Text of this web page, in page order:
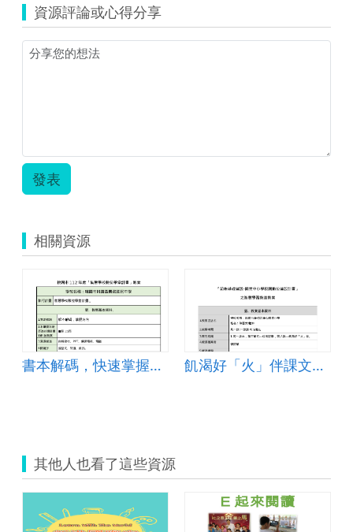
苗
設
計
1019.pdf
資源評論或心得分享
發表
相關資源
書本解碼，快速掌握文本方向 飢渴好「火」伴課文深究
其他人也看了這些資源